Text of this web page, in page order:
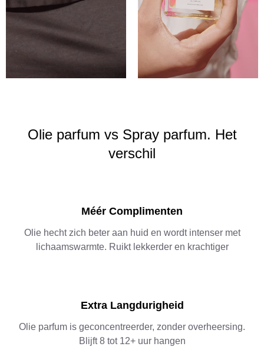
Olie parfum vs Spray parfum. Het
verschil
Méér Complimenten
Olie hecht zich beter aan huid en wordt intenser met
lichaamswarmte. Ruikt lekkerder en krachtiger
Extra Langdurigheid
Olie parfum is geconcentreerder, zonder overheersing.
Blijft 8 tot 12+ uur hangen